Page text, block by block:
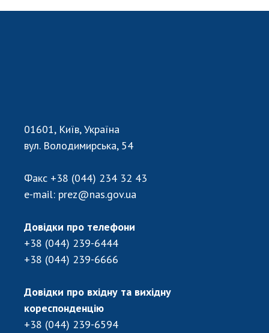
КОНТАКТИ
ПРОФСПІЛКА НАН УКРАЇНИ
КАБІНЕТ
01601, Київ, Україна
вул. Володимирська, 54
Факс +38 (044) 234 32 43
e-mail: prez@nas.gov.ua
Довідки про телефони
+38 (044) 239-6444
+38 (044) 239-6666
Довідки про вхідну та вихідну
кореспонденцію
+38 (044) 239-6594